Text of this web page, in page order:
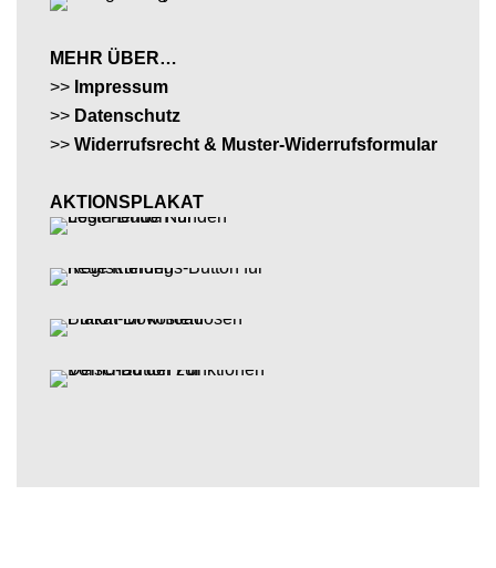
MEHR ÜBER…
>> Impressum
>> Datenschutz
>> Widerrufsrecht & Muster-Widerrufsformular
AKTIONSPLAKAT